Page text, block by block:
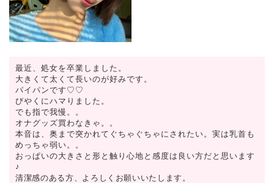
最近、処女を卒業しました。
大きくて太くて長いのが好みです。
パイパンです♡♡
びやくにハマりました。
でも指で我慢。。
オナグッズ買わなきゃ。。
本音は、奥まで突かれてぐちゃぐちゃにされたい。実は乳首も
めっちゃ弱い。。
おっぱいの大きさと形と触り心地と感度は良い方だと思います
♪
清潔感のある方、よろしくお願いいたします。